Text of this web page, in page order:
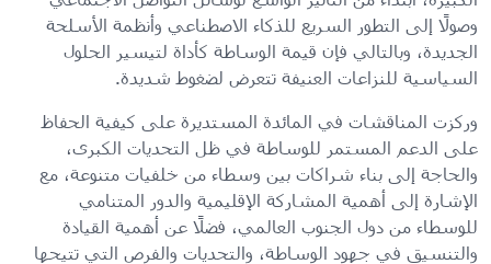
وصولًا إلى التطور السريع للذكاء الاصطناعي وأنظمة الأسلحة
الجديدة، وبالتالي فإن قيمة الوساطة كأداة لتيسير الحلول
السياسية للنزاعات العنيفة تتعرض لضغوط شديدة.
وركزت المناقشات في المائدة المستديرة على كيفية الحفاظ
على الدعم المستمر للوساطة في ظل التحديات الكبرى،
والحاجة إلى بناء شراكات بين وسطاء من خلفيات متنوعة، مع
الإشارة إلى أهمية المشاركة الإقليمية والدور المتنامي
للوسطاء من دول الجنوب العالمي، فضلًا عن أهمية القيادة
والتنسيق في جهود الوساطة، والتحديات والفرص التي تتيحها